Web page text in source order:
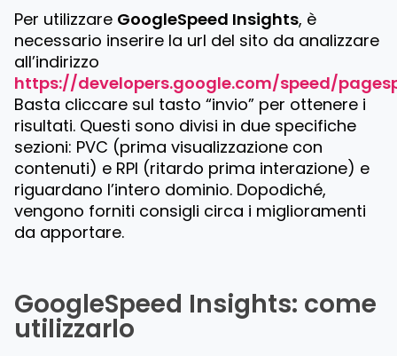
Per utilizzare GoogleSpeed Insights, è
necessario inserire la url del sito da analizzare
all’indirizzo
https://developers.google.com/speed/
Basta cliccare sul tasto “invio” per ottenere i
risultati. Questi sono divisi in due specifiche
sezioni: PVC (prima visualizzazione con
contenuti) e RPI (ritardo prima interazione) e
riguardano l’intero dominio. Dopodiché,
vengono forniti consigli circa i miglioramenti
da apportare.
GoogleSpeed Insights: come
utilizzarlo